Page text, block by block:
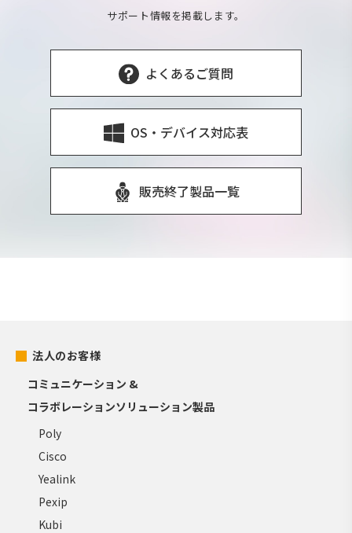
サポート情報を掲載します。
よくあるご質問
OS・デバイス対応表
販売終了製品一覧
法人のお客様
コミュニケーション &
コラボレーションソリューション製品
Poly
Cisco
Yealink
Pexip
Kubi